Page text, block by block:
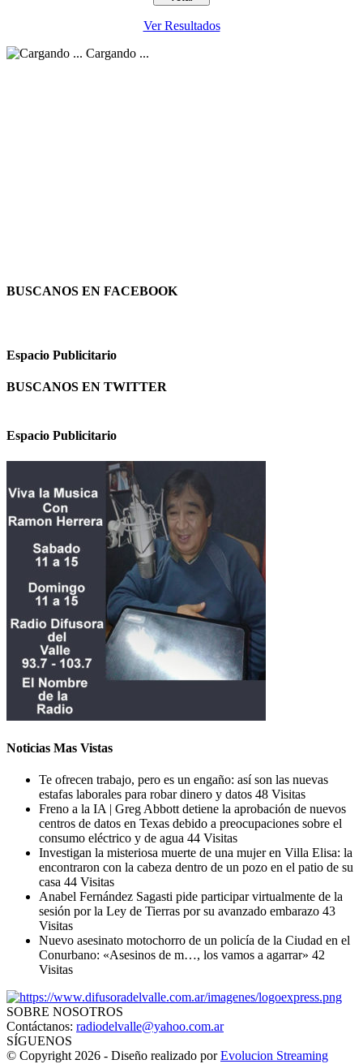
Ver Resultados
Cargando ...
BUSCANOS EN FACEBOOK
Espacio Publicitario
BUSCANOS EN TWITTER
Espacio Publicitario
Noticias Mas Vistas
Te ofrecen trabajo, pero es un engaño: así son las nuevas
estafas laborales para robar dinero y datos 48 Visitas
Freno a la IA | Greg Abbott detiene la aprobación de nuevos
centros de datos en Texas debido a preocupaciones sobre el
consumo eléctrico y de agua 44 Visitas
Investigan la misteriosa muerte de una mujer en Villa Elisa: la
encontraron con la cabeza dentro de un pozo en el patio de su
casa 44 Visitas
Anabel Fernández Sagasti pide participar virtualmente de la
sesión por la Ley de Tierras por su avanzado embarazo 43
Visitas
Nuevo asesinato motochorro de un policía de la Ciudad en el
Conurbano: «Asesinos de m…, los vamos a agarrar» 42
Visitas
SOBRE NOSOTROS
Contáctanos: radiodelvalle@yahoo.com.ar
SÍGUENOS
© Copyright 2026 - Diseño realizado porEvolucion Streaming